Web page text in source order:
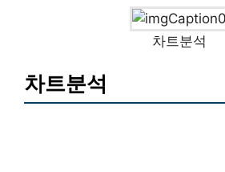
차트분석
차트분석